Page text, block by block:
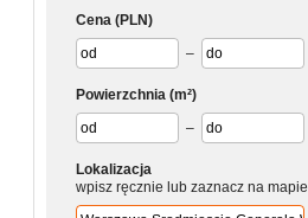
Cena (PLN)
–
Powierzchnia (m²)
–
Lokalizacja
wpisz ręcznie lub zaznacz na mapie